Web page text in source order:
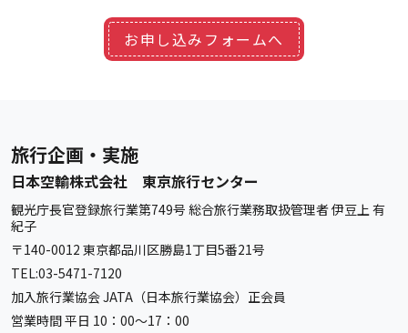
お申し込みフォームへ
旅行企画・実施
日本空輸株式会社 東京旅行センター
観光庁長官登録旅行業第749号 総合旅行業務取扱管理者 伊豆上 有
紀子
〒140-0012 東京都品川区勝島1丁目5番21号
TEL:03-5471-7120
加入旅行業協会 JATA（日本旅行業協会）正会員
営業時間 平日 10：00～17：00